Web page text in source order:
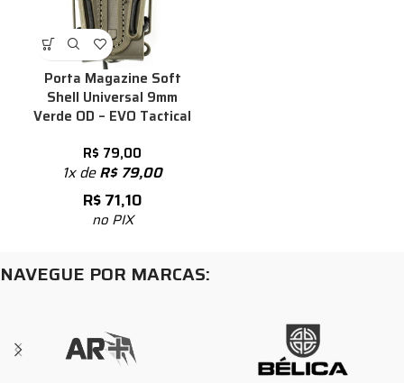
Porta Magazine Soft
Shell Universal 9mm
Verde OD – EVO Tactical
R$ 79,00
1x deR$79,00
R$71,10
no PIX
NAVEGUE POR MARCAS: